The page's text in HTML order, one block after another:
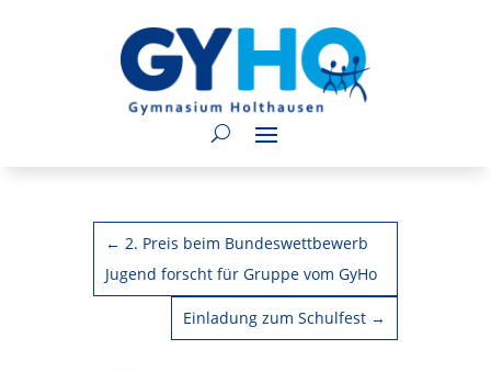
← 2. Preis beim Bundeswettbewerb
Jugend forscht für Gruppe vom GyHo
Einladung zum Schulfest →